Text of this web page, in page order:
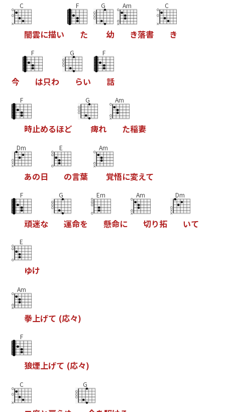
C
闇雲に描い
F
た
G
幼
Am
き落書
C
き
今
F
は只わ
G
らい
F
話
F
時止めるほど
G
痺れ
Am
た稲妻
Dm
あの日
E
の言葉
Am
覚悟に変えて
F
頑迷な
G
運命を
Em
懸命に
Am
切り拓
Dm
いて
E
ゆけ
Am
拳上げて (応々)
F
狼煙上げて (応々)
C G